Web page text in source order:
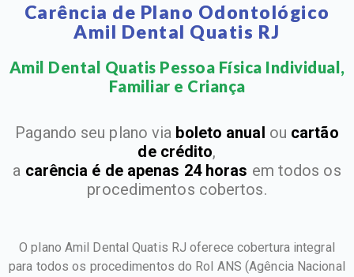
Carência de Plano Odontológico
Amil Dental Quatis RJ
Amil Dental Quatis Pessoa Física Individual,
Familiar e Criança​
Pagando seu plano via boleto anual ou cartão
de crédito,
a carência é de apenas 24 horas em todos os
procedimentos cobertos.
O plano Amil Dental Quatis RJ oferece cobertura integral
para todos os procedimentos do Rol ANS(Agência Nacional